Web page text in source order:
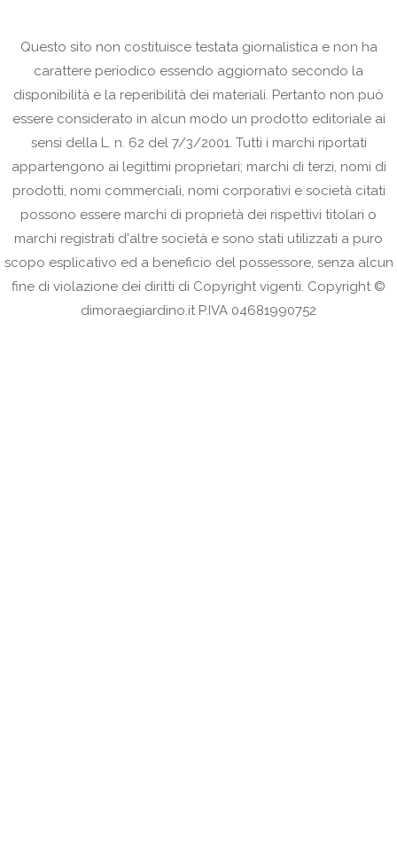
Questo sito non costituisce testata giornalistica e non ha
carattere periodico essendo aggiornato secondo la
disponibilità e la reperibilità dei materiali. Pertanto non può
essere considerato in alcun modo un prodotto editoriale ai
sensi della L. n. 62 del 7/3/2001. Tutti i marchi riportati
appartengono ai legittimi proprietari; marchi di terzi, nomi di
prodotti, nomi commerciali, nomi corporativi e società citati
possono essere marchi di proprietà dei rispettivi titolari o
marchi registrati d'altre società e sono stati utilizzati a puro
scopo esplicativo ed a beneficio del possessore, senza alcun
fine di violazione dei diritti di Copyright vigenti. Copyright ©
dimoraegiardino.it P.IVA 04681990752